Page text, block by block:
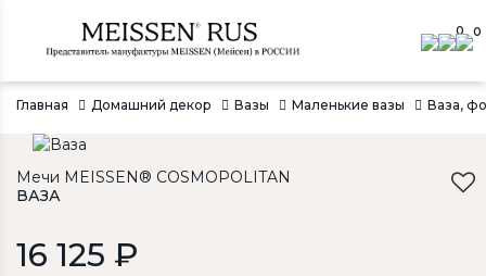
0 0
Главная Домашний декор Вазы Маленькие вазы Ваза,
Мечи MEISSEN® COSMOPOLITAN
ВАЗА
16 125 ₽